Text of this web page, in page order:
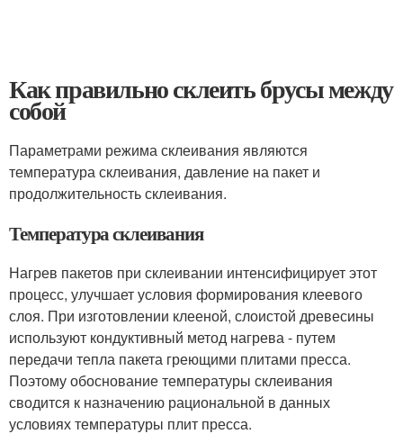
Как правильно склеить брусы между
собой
Параметрами режима склеивания являются
температура склеивания, давление на пакет и
продолжительность склеивания.
Температура склеивания
Нагрев пакетов при склеивании интенсифицирует этот
процесс, улучшает условия формирования клеевого
слоя. При изготовлении клееной, слоистой древесины
используют кондуктивный метод нагрева - путем
передачи тепла пакета греющими плитами пресса.
Поэтому обоснование температуры склеивания
сводится к назначению рациональной в данных
условиях температуры плит пресса.